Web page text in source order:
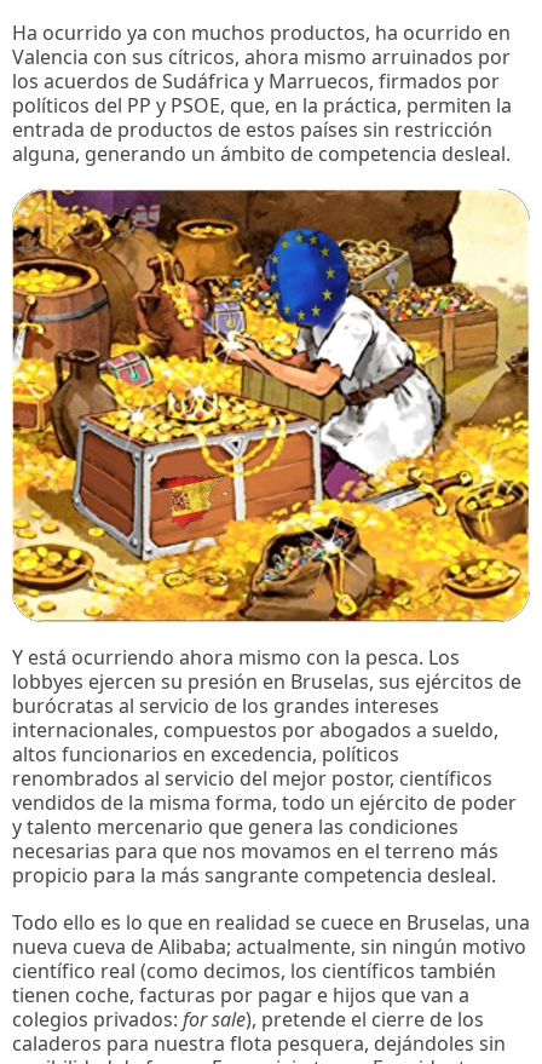
Ha ocurrido ya con muchos productos, ha ocurrido en
Valencia con sus cítricos, ahora mismo arruinados por
los acuerdos de Sudáfrica y Marruecos, firmados por
políticos del PP y PSOE, que, en la práctica, permiten la
entrada de productos de estos países sin restricción
alguna, generando un ámbito de competencia desleal.
Y está ocurriendo ahora mismo con la pesca. Los
lobbyes ejercen su presión en Bruselas, sus ejércitos de
burócratas al servicio de los grandes intereses
internacionales, compuestos por abogados a sueldo,
altos funcionarios en excedencia, políticos
renombrados al servicio del mejor postor, científicos
vendidos de la misma forma, todo un ejército de poder
y talento mercenario que genera las condiciones
necesarias para que nos movamos en el terreno más
propicio para la más sangrante competencia desleal.
Todo ello es lo que en realidad se cuece en Bruselas, una
nueva cueva de Alibaba; actualmente, sin ningún motivo
científico real (como decimos, los científicos también
tienen coche, facturas por pagar e hijos que van a
colegios privados: for sale), pretende el cierre de los
caladeros para nuestra flota pesquera, dejándoles sin